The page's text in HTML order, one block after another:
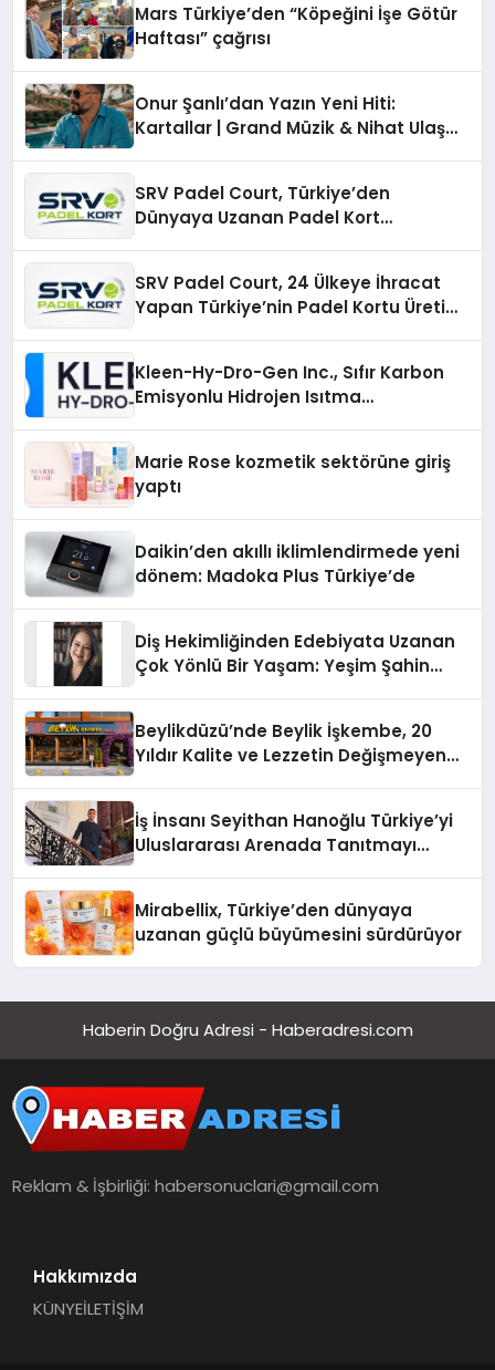
Mars Türkiye’den “Köpeğini İşe Götür
Haftası” çağrısı
Onur Şanlı’dan Yazın Yeni Hiti:
Kartallar | Grand Müzik & Nihat Ulaş
SRV Padel Court, Türkiye’den
Dünyaya Uzanan Padel Kort
SRV Padel Court, 24 Ülkeye İhracat
Yapan Türkiye’nin Padel Kortu Üretim
Kleen-Hy-Dro-Gen Inc., Sıfır Karbon
Emisyonlu Hidrojen Isıtma
Marie Rose kozmetik sektörüne giriş
yaptı
Daikin’den akıllı iklimlendirmede yeni
dönem: Madoka Plus Türkiye’de
Diş Hekimliğinden Edebiyata Uzanan
Çok Yönlü Bir Yaşam: Yeşim Şahin
Beylikdüzü’nde Beylik İşkembe, 20
Yıldır Kalite ve Lezzetin Değişmeyen
İş İnsanı Seyithan Hanoğlu Türkiye’yi
Uluslararası Arenada Tanıtmayı
Mirabellix, Türkiye’den dünyaya
uzanan güçlü büyümesini sürdürüyor
Haberin Doğru Adresi - Haberadresi.com
Reklam & İşbirliği:habersonuclari@gmail.com
Hakkımızda
KÜNYEİLETİŞİM